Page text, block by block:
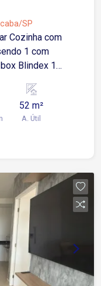
SP
1 com
Blindex 1
ampla oferta
para o dia a
opções de
52 m²
A. Útil